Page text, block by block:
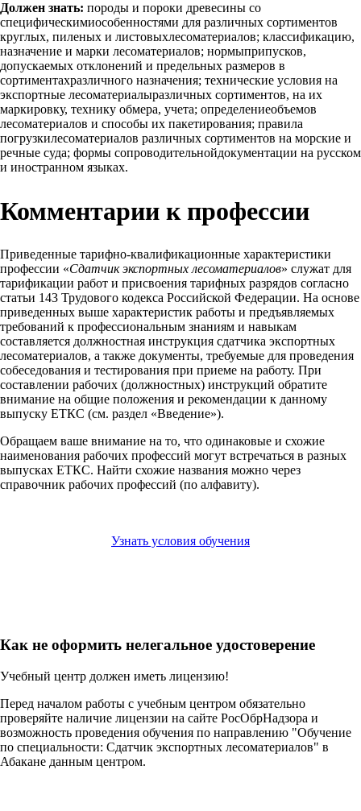
Должен знать: породы и пороки древесины со
специфическимиособенностями для различных сортиментов
круглых, пиленых и листовыхлесоматериалов; классификацию,
назначение и марки лесоматериалов; нормыприпусков,
допускаемых отклонений и предельных размеров в
сортиментахразличного назначения; технические условия на
экспортные лесоматериалыразличных сортиментов, на их
маркировку, технику обмера, учета; определениеобъемов
лесоматериалов и способы их пакетирования; правила
погрузкилесоматериалов различных сортиментов на морские и
речные суда; формы сопроводительнойдокументации на русском
и иностранном языках.
Комментарии к профессии
Приведенные тарифно-квалификационные характеристики
профессии «Сдатчик экспортных лесоматериалов» служат для
тарификации работ и присвоения тарифных разрядов согласно
статьи 143 Трудового кодекса Российской Федерации. На основе
приведенных выше характеристик работы и предъявляемых
требований к профессиональным знаниям и навыкам
составляется должностная инструкция сдатчика экспортных
лесоматериалов, а также документы, требуемые для проведения
собеседования и тестирования при приеме на работу. При
составлении рабочих (должностных) инструкций обратите
внимание на общие положения и рекомендации к данному
выпуску ЕТКС (см. раздел «Введение»).
Обращаем ваше внимание на то, что одинаковые и схожие
наименования рабочих профессий могут встречаться в разных
выпусках ЕТКС. Найти схожие названия можно через
справочник рабочих профессий (по алфавиту).
Узнать условия обучения
Как не оформить нелегальное удостоверение
Учебный центр должен иметь лицензию!
Перед началом работы с учебным центром обязательно
проверяйте наличие лицензии на сайте РосОбрНадзора и
возможность проведения обучения по направлению "Обучение
по специальности: Сдатчик экспортных лесоматериалов" в
Абакане данным центром.